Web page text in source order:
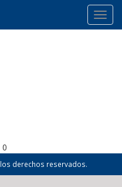
0
los derechos reservados.